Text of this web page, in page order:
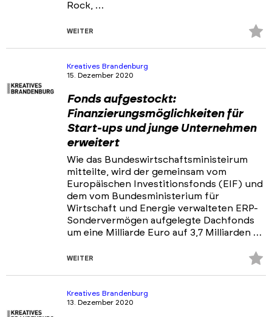
Rock, …
WEITER
Kreatives Brandenburg
15. Dezember 2020
Fonds aufgestockt:
Finanzierungsmöglichkeiten für
Start-ups und junge Unternehmen
erweitert
Wie das Bundeswirtschaftsministeirum
mitteilte, wird der gemeinsam vom
Europäischen Investitionsfonds (EIF) und
dem vom Bundesministerium für
Wirtschaft und Energie verwalteten ERP-
Sondervermögen aufgelegte Dachfonds
um eine Milliarde Euro auf 3,7 Milliarden …
WEITER
Kreatives Brandenburg
13. Dezember 2020